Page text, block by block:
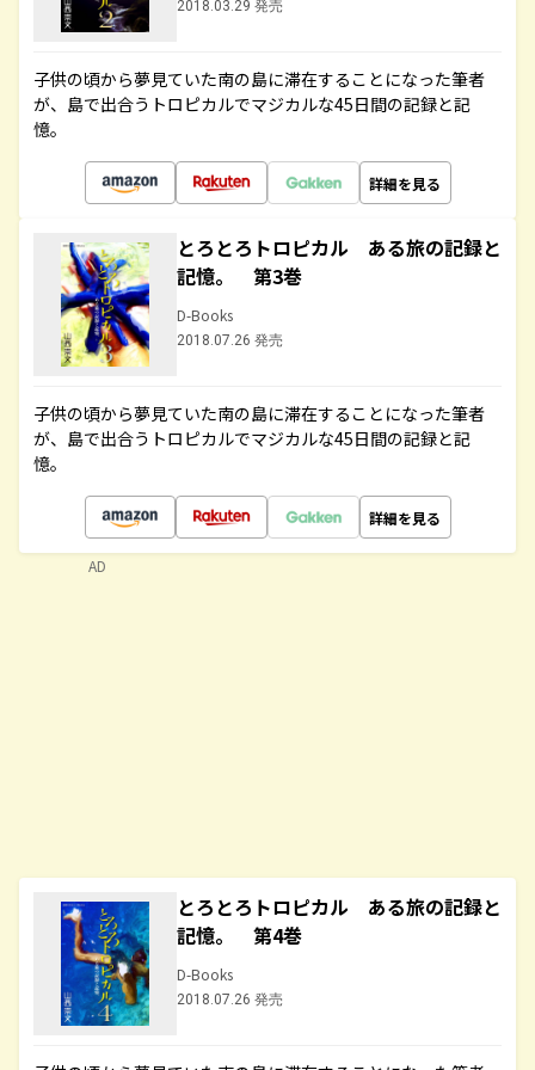
2018.03.29 発売
子供の頃から夢見ていた南の島に滞在することになった筆者
が、島で出合うトロピカルでマジカルな45日間の記録と記
憶。
詳細を見る
とろとろトロピカル ある旅の記録と
記憶。 第3巻
D-Books
2018.07.26 発売
子供の頃から夢見ていた南の島に滞在することになった筆者
が、島で出合うトロピカルでマジカルな45日間の記録と記
憶。
詳細を見る
とろとろトロピカル ある旅の記録と
記憶。 第4巻
D-Books
2018.07.26 発売
AD